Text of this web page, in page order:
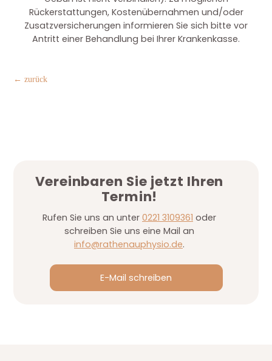
Rückerstattungen, Kostenübernahmen und/oder
Zusatzversicherungen informieren Sie sich bitte vor
Antritt einer Behandlung bei Ihrer Krankenkasse.
← zurück
Vereinbaren Sie jetzt Ihren
Termin!
Rufen Sie uns an unter 0221 3109361 oder
schreiben Sie uns eine Mail an
info@rathenauphysio.de.
E-Mail schreiben